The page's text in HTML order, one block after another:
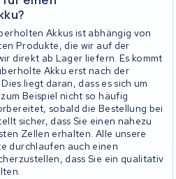
Akkus ist abhängig von
Produkte, die wir auf der
direkt ab Lager liefern. Es kommt
Akku erst nach der
liegt daran, dass es sich um
Beispiel nicht so häufig
sobald die Bestellung bei
sicher, dass Sie einen nahezu
Zellen erhalten. Alle unsere
durchlaufen auch einen
dass Sie ein qualitativ